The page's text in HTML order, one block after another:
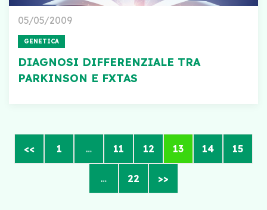
05/05/2009
GENETICA
DIAGNOSI DIFFERENZIALE TRA
PARKINSON E FXTAS
<< 1 … 11 12 13 14 15
… 22 >>